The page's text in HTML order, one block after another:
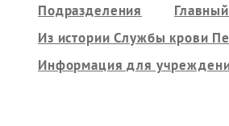
Подразделения
Из истории Службы крови
Информация для